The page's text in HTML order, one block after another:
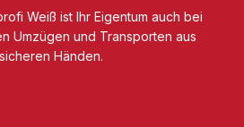
Weiß ist Ihr Eigentum auch bei
Umzügen und Transporten aus
Händen.